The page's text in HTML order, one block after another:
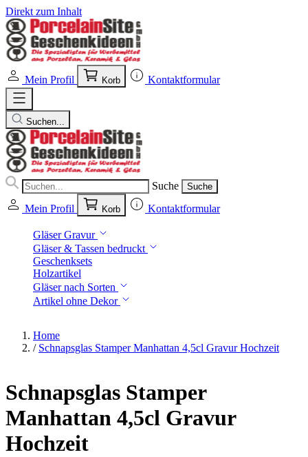
Direkt zum Inhalt
Mein Profil Korb Kontaktformular
Suchen...
Suche Suche
Mein Profil Korb Kontaktformular
Gläser Gravur
Gläser & Tassen bedruckt
Geschenksets
Holzartikel
Gläser nach Sorten
Artikel ohne Dekor
Home
/ Schnapsglas Stamper Manhattan 4,5cl Gravur Hochzeit
Schnapsglas Stamper
Manhattan 4,5cl Gravur
Hochzeit